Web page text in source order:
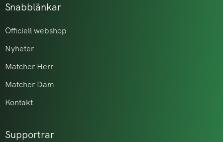
Snabblänkar
Officiell webshop
Nyheter
Matcher Herr
Matcher Dam
Kontakt
Supportrar